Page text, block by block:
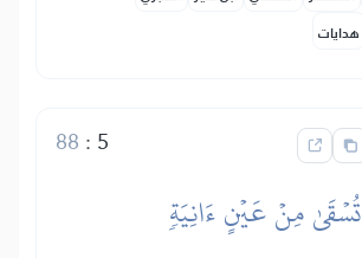
هدايات
5
:
88
تُسۡقَىٰ مِنۡ عَيۡنٍ ءَانِيَةٖ